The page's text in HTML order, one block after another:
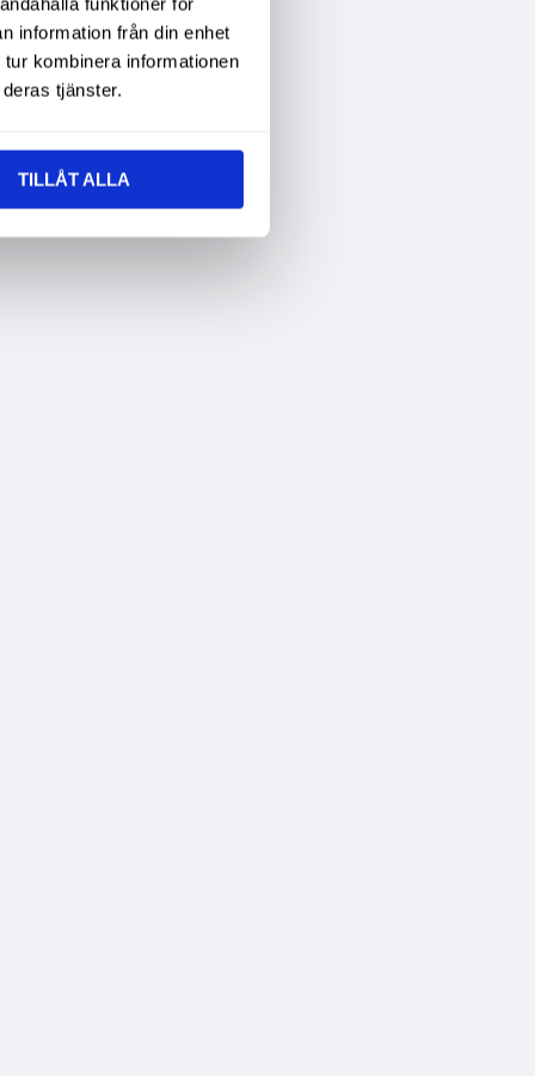
information från din enhet
kombinera informationen
tjänster.
TILLÅT ALLA